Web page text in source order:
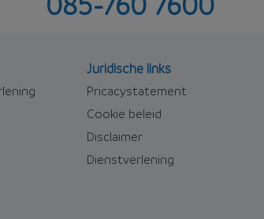
Juridische links
Pricacystatement
Cookie beleid
Disclaimer
Dienstverlening